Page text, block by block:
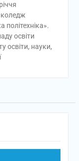
коледж
політехніка».
освіти
освіти, науки,